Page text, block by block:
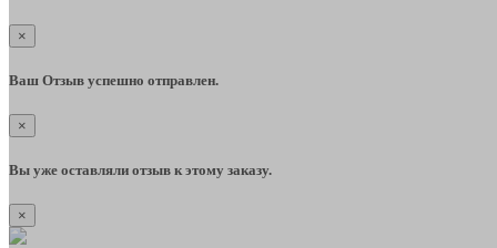
×
Ваш Отзыв успешно отправлен.
×
Вы уже оставляли отзыв к этому заказу.
×